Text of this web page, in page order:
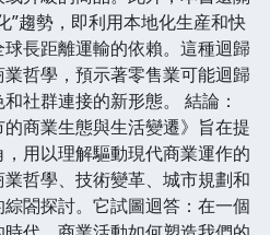
”趨勢，即利用本地化生産和快
長距離運輸的依賴。這種迴歸
哲學，預示著零售業可能迴歸
社群連接的新形態。 結論：
的商業生態與生活變遷》旨在提
用以理解驅動現代商業運作的
哲學、技術變革、城市規劃和
閤探討。它試圖迴答：在一個